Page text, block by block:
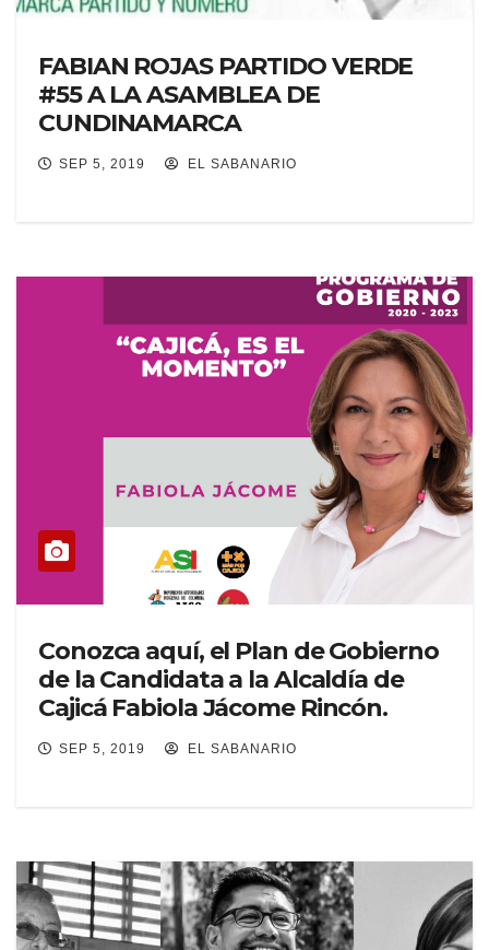
FABIAN ROJAS PARTIDO VERDE
#55 A LA ASAMBLEA DE
CUNDINAMARCA
SEP 5, 2019 EL SABANARIO
Conozca aquí, el Plan de Gobierno
de la Candidata a la Alcaldía de
Cajicá Fabiola Jácome Rincón.
SEP 5, 2019 EL SABANARIO